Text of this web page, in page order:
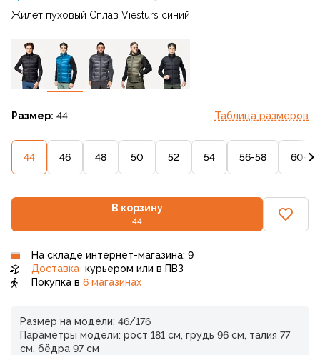
Жилет пуховый Сплав Viesturs синий
Размер: 44 Таблица размеров
44 46 48 50 52 54 56-58 60-62
В корзину
44
На складе интернет-магазина: 9
Доставка курьером или в ПВЗ
Покупка в 6 магазинах
Размер на модели: 46/176
Параметры модели: рост 181 см, грудь 96 см, талия 77
см, бёдра 97 см